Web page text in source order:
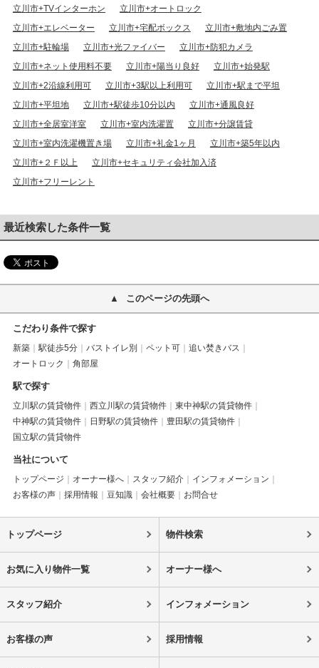
立川市+TVインターホン
立川市+オートロック
立川市+エレベーター
立川市+宅配ボックス
立川市+敷地内ごみ置
立川市+駐輪場
立川市+光ファイバー
立川市+防犯カメラ
立川市+ネット使用料不要
立川市+陽当り良好
立川市+始発駅
立川市+2沿線利用可
立川市+3駅以上利用可
立川市+駅まで平坦
立川市+平坦地
立川市+駅徒歩10分以内
立川市+通風良好
立川市+全居室洋室
立川市+室内洗濯置
立川市+分譲賃貸
立川市+室内洗濯機置き場
立川市+礼金1ヶ月
立川市+築5年以内
立川市+２Ｆ以上
立川市+セキュリティ会社加入済
立川市+フリーレント
最近検索した条件一覧
このページの先頭へ
こだわり条件で探す
新築 駅徒歩5分 バストイレ別 ペット可
追い焚きバス
オートロック
角部屋
駅で探す
立川駅の賃貸物件 西立川駅の賃貸物件
東中神駅の賃貸物件
中神駅の賃貸物件
日野駅の賃貸物件
豊田駅の賃貸物件
国立駅の賃貸物件
当社について
トップページ オーナー様へ スタッフ紹介
インフォメーション
お客様の声
採用情報 豆知識 会社概要 お問合せ
トップページ 物件検索
お気に入り物件一覧 オーナー様へ
スタッフ紹介 インフォメーション
お客様の声 採用情報